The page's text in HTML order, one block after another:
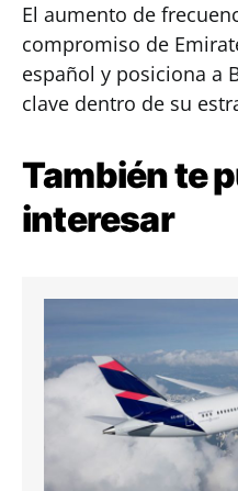
El aumento de
compromiso de
español y posiciona a
clave dentro de su
También te
interesar